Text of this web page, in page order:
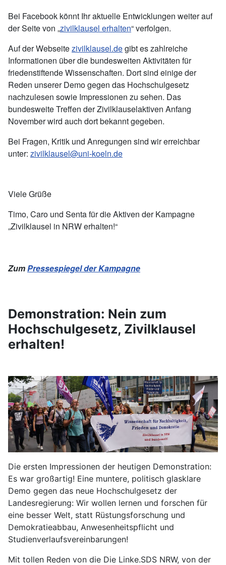
Bei Facebook könnt Ihr aktuelle Entwicklungen weiter auf
der Seite von „zivilklausel erhalten“ verfolgen.
Auf der Webseitezivilklausel.degibt es zahlreiche
Informationen über die bundesweiten Aktivitäten für
friedenstiftende Wissenschaften. Dort sind einige der
Reden unserer Demo gegen das Hochschulgesetz
nachzulesen sowie Impressionen zu sehen. Das
bundesweite Treffen der Zivilklauselaktiven Anfang
November wird auch dort bekannt gegeben.
Bei Fragen, Kritik und Anregungen sind wir erreichbar
unter: zivilklausel@uni-koeln.de
Viele Grüße
Timo, Caro und Senta für die Aktiven der Kampagne
„Zivilklausel in NRW erhalten!“
ZumPressespiegel der Kampagne
Demonstration: Nein zum
Hochschulgesetz, Zivilklausel
erhalten!
Die ersten Impressionen der heutigen Demonstration:
Es war großartig! Eine muntere, politisch glasklare
Demo gegen das neue Hochschulgesetz der
Landesregierung: Wir wollen lernen und forschen für
eine besser Welt, statt Rüstungsforschung und
Demokratieabbau, Anwesenheitspflicht und
Studienverlaufsvereinbarungen!
Mit tollen Reden von die Die Linke.SDS NRW, von der